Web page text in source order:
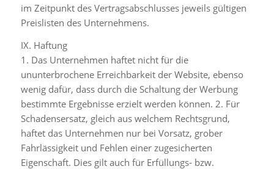
im Zeitpunkt des Vertragsabschlusses jeweils gültigen
Preislisten des Unternehmens.
IX. Haftung
1. Das Unternehmen haftet nicht für die
ununterbrochene Erreichbarkeit der Website, ebenso
wenig dafür, dass durch die Schaltung der Werbung
bestimmte Ergebnisse erzielt werden können. 2. Für
Schadensersatz, gleich aus welchem Rechtsgrund,
haftet das Unternehmen nur bei Vorsatz, grober
Fahrlässigkeit und Fehlen einer zugesicherten
Eigenschaft. Dies gilt auch für Erfüllungs- bzw.